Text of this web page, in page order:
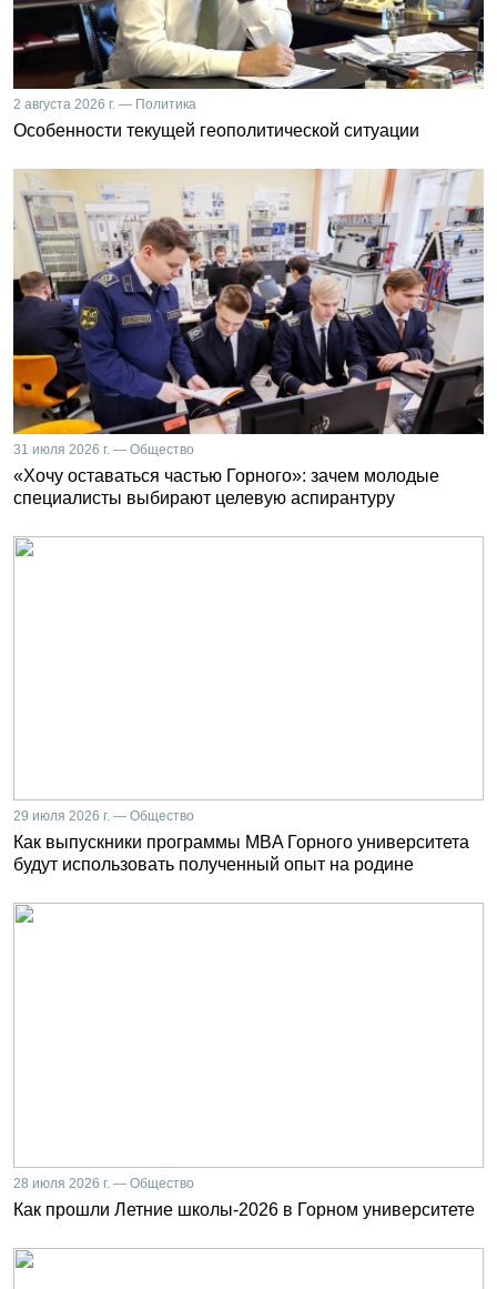
2 августа 2026 г. — Политика
Особенности текущей геополитической ситуации
31 июля 2026 г. — Общество
«Хочу оставаться частью Горного»: зачем молодые
специалисты выбирают целевую аспирантуру
29 июля 2026 г. — Общество
Как выпускники программы MBA Горного университета
будут использовать полученный опыт на родине
28 июля 2026 г. — Общество
Как прошли Летние школы-2026 в Горном университете